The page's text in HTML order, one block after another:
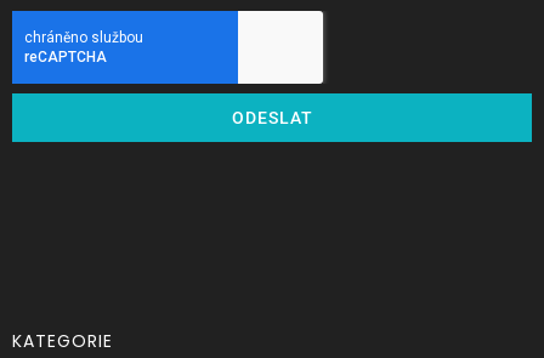
ODESLAT
KATEGORIE